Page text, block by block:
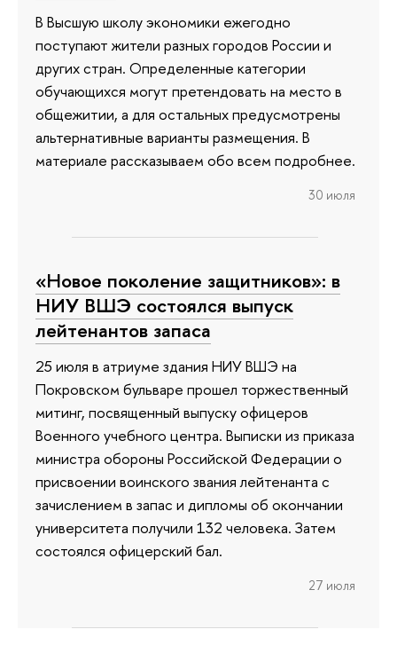
В Высшую школу экономики ежегодно
поступают жители разных городов России и
других стран. Определенные категории
обучающихся могут претендовать на место в
общежитии, а для остальных предусмотрены
альтернативные варианты размещения. В
материале рассказываем обо всем подробнее.
30 июля
«Новое поколение защитников»: в
НИУ ВШЭ состоялся выпуск
лейтенантов запаса
25 июля в атриуме здания НИУ ВШЭ на
Покровском бульваре прошел торжественный
митинг, посвященный выпуску офицеров
Военного учебного центра. Выписки из приказа
министра обороны Российской Федерации о
присвоении воинского звания лейтенанта с
зачислением в запас и дипломы об окончании
университета получили 132 человека. Затем
состоялся офицерский бал.
27 июля